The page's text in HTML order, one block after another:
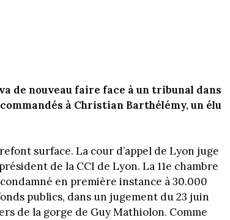
de nouveau faire face à un tribunal dans
à Christian Barthélémy, un élu
surface. La cour d’appel de Lyon juge
de la CCI de Lyon. La 11e chambre
en première instance à 30.000
publics, dans un jugement du 23 juin
de la gorge de Guy Mathiolon. Comme